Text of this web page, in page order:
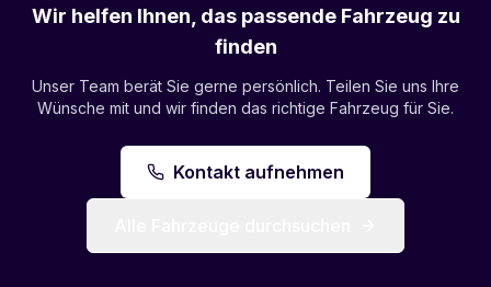
Wir helfen Ihnen, das passende Fahrzeug zu
finden
Unser Team berät Sie gerne persönlich. Teilen Sie uns Ihre
Wünsche mit und wir finden das richtige Fahrzeug für Sie.
Kontakt aufnehmen